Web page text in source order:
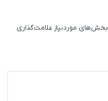
بخش‌های موردنیاز علامت‌گذاری